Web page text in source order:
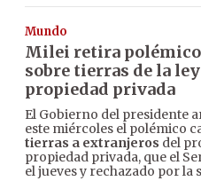
Mundo
Milei retira
sobre tierras de la
propiedad privada
El Gobierno del presidente
este miércoles el polémico
tierras a extranjeros del
propiedad privada, que el
el jueves y rechazado por la